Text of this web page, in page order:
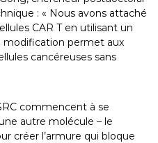
: « Nous avons attaché
CAR T en utilisant un
permet aux
cancéreuses sans
commencent à se
autre molécule – le
créer l’armure qui bloque